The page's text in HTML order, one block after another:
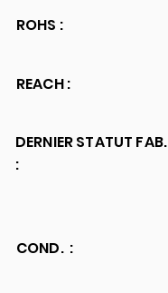
ROHS :
REACH :
DERNIER STATUT FAB.
:
COND. :